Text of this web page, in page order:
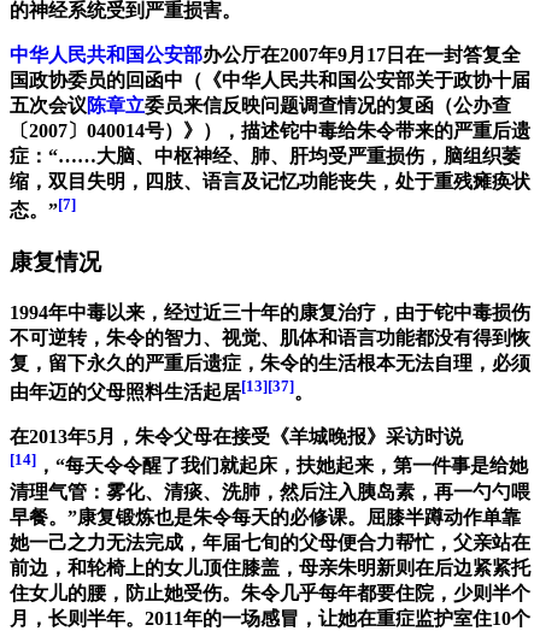
的神经系统受到严重损害。
中华人民共和国公安部办公厅在2007年9月17日在一封答复全
国政协委员的回函中（《中华人民共和国公安部关于政协十届
五次会议陈章立委员来信反映问题调查情况的复函（公办查
〔2007〕040014号）》），描述铊中毒给朱令带来的严重后遗
症：“……大脑、中枢神经、肺、肝均受严重损伤，脑组织萎
缩，双目失明，四肢、语言及记忆功能丧失，处于重残瘫痪状
态。”[7]
康复情况
1994年中毒以来，经过近三十年的康复治疗，由于铊中毒损伤
不可逆转，朱令的智力、视觉、肌体和语言功能都没有得到恢
复，留下永久的严重后遗症，朱令的生活根本无法自理，必须
由年迈的父母照料生活起居[13][37]。
在2013年5月，朱令父母在接受《羊城晚报》采访时说
[14] ，“每天令令醒了我们就起床，扶她起来，第一件事是给她
清理气管：雾化、清痰、洗肺，然后注入胰岛素，再一勺勺喂
早餐。”康复锻炼也是朱令每天的必修课。屈膝半蹲动作单靠
她一己之力无法完成，年届七旬的父母便合力帮忙，父亲站在
前边，和轮椅上的女儿顶住膝盖，母亲朱明新则在后边紧紧托
住女儿的腰，防止她受伤。朱令几乎每年都要住院，少则半个
月，长则半年。2011年的一场感冒，让她在重症监护室住10个